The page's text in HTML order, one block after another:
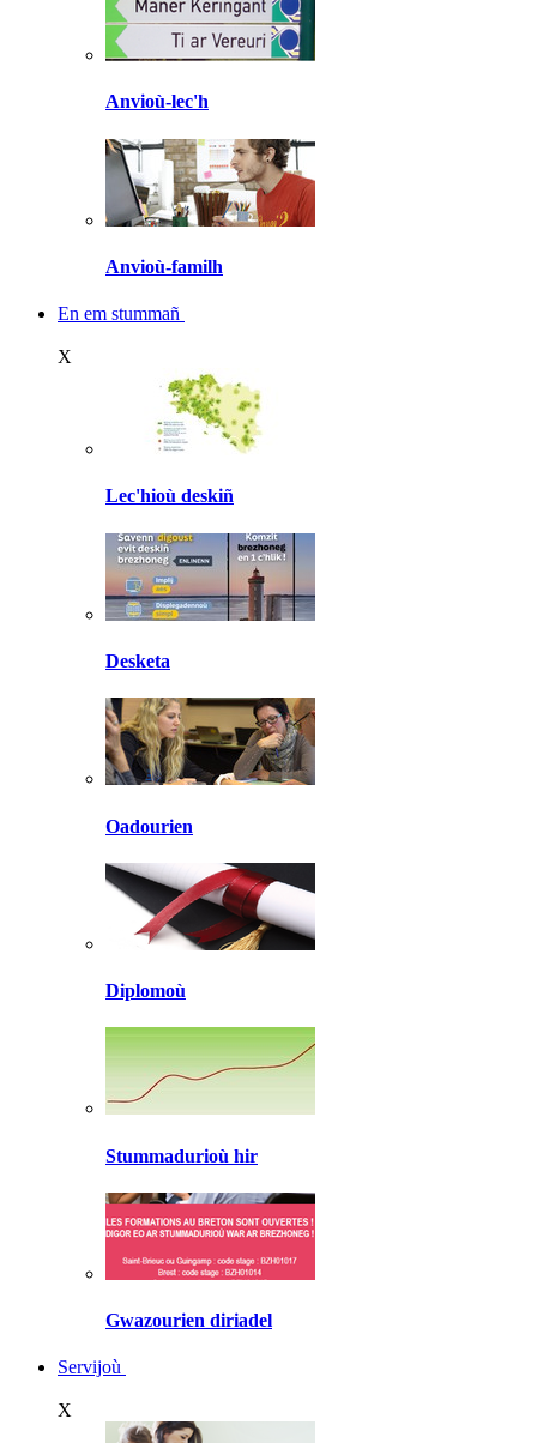
Anvioù-lec'h
Anvioù-familh
En em stummañ
X
Lec'hioù deskiñ
Desketa
Oadourien
Diplomoù
Stummadurioù hir
Gwazourien diriadel
Servijoù
X